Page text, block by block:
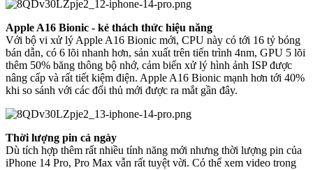
Apple A16 Bionic - kẻ thách thức hiệu năng
Với bộ vi xử lý Apple A16 Bionic mới, CPU này có tới 16 tỷ bóng
bán dẫn, có 6 lõi nhanh hơn, sản xuất trên tiến trình 4nm, GPU 5 lõi
thêm 50% băng thông bộ nhớ, cảm biến xử lý hình ảnh ISP được
nâng cấp và rất tiết kiệm điện. Apple A16 Bionic mạnh hơn tới 40%
khi so sánh với các đối thủ mới được ra mắt gần đây.
Thời lượng pin cả ngày
Dù tích hợp thêm rất nhiều tính năng mới nhưng thời lượng pin của
iPhone 14 Pro, Pro Max vẫn rất tuyệt vời. Có thể xem video trong